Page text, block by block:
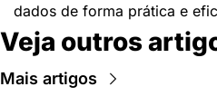
dados de forma prática e
Veja outros
Mais artigos